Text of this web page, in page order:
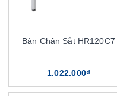
Bàn Chân Sắt HR120C7
1.022.000₫